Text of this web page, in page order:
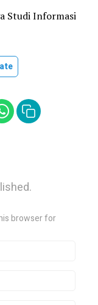
Studi Informasi
browser for